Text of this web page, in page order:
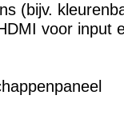
(bijv.
voor input